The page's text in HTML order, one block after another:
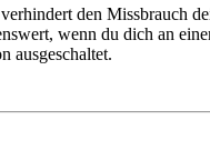
den Missbrauch
wenn du dich an
ausgeschaltet.